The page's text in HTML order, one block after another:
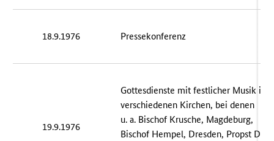
18.9.1976 Pressekonferenz
19.9.1976
Gottesdienste mit festlicher Musik in
verschiedenen Kirchen, bei denen
u. a. Bischof Krusche, Magdeburg,
Bischof Hempel, Dresden, Propst Dr.